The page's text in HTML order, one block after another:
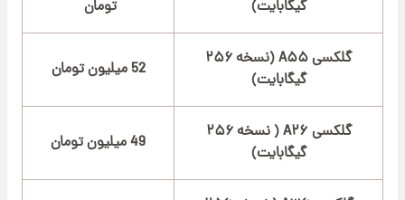
گیگابایت)
تومان
گلکسی A۵۵ (نسخه ۲۵۶
گیگابایت)
52 میلیون تومان
گلکسی A۲۶ ( نسخه ۲۵۶
گیگابایت)
49 میلیون تومان